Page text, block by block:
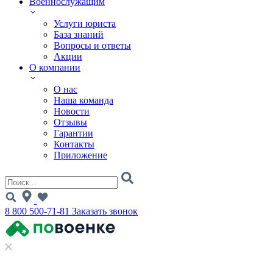
Услуги юриста
База знаний
Вопросы и ответы
Акции
О компании
О нас
Наша команда
Новости
Отзывы
Гарантии
Контакты
Приложение
8 800 500-71-81 Заказать звонок